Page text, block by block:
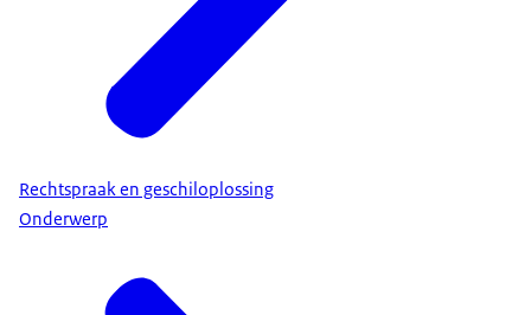
Rechtspraak en geschiloplossing
Onderwerp